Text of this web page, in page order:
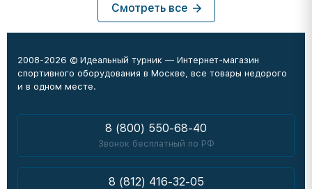
Смотреть все
2008-2026 © Идеальный турник — Интернет-магазин
спортивного оборудования в Москве, все товары недорого
и в одном месте.
8 (800) 550-68-40
Звонок бесплатный по РФ
8 (812) 416-32-05